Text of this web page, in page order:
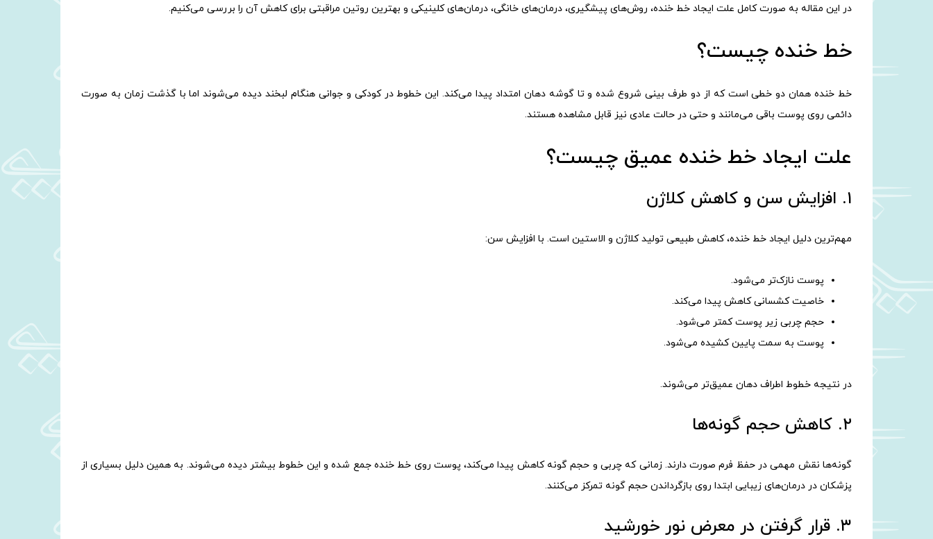
در این مقاله به صورت کامل علت ایجاد خط خنده، روش‌های پیشگیری، درمان‌های خانگی، درمان‌های کلینیکی و بهترین روتین مراقبتی برای کاهش آن را بررسی می‌کنیم.
خط خنده چیست؟
خط خنده همان دو خطی است که از دو طرف بینی شروع شده و تا گوشه دهان امتداد پیدا می‌کند. این خطوط در کودکی و جوانی هنگام لبخند دیده می‌شوند اما با گذشت زمان به صورت
دائمی روی پوست باقی می‌مانند و حتی در حالت عادی نیز قابل مشاهده هستند.
علت ایجاد خط خنده عمیق چیست؟
۱. افزایش سن و کاهش کلاژن
مهم‌ترین دلیل ایجاد خط خنده، کاهش طبیعی تولید کلاژن و الاستین است. با افزایش سن:
پوست نازک‌تر می‌شود.
خاصیت کشسانی کاهش پیدا می‌کند.
حجم چربی زیر پوست کمتر می‌شود.
پوست به سمت پایین کشیده می‌شود.
در نتیجه خطوط اطراف دهان عمیق‌تر می‌شوند.
۲. کاهش حجم گونه‌ها
گونه‌ها نقش مهمی در حفظ فرم صورت دارند. زمانی که چربی و حجم گونه کاهش پیدا می‌کند، پوست روی خط خنده جمع شده و این خطوط بیشتر دیده می‌شوند. به همین دلیل بسیاری از
پزشکان در درمان‌های زیبایی ابتدا روی بازگرداندن حجم گونه تمرکز می‌کنند.
۳. قرار گرفتن در معرض نور خورشید